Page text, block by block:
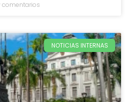
comentarios
NOTICIAS INTERNAS